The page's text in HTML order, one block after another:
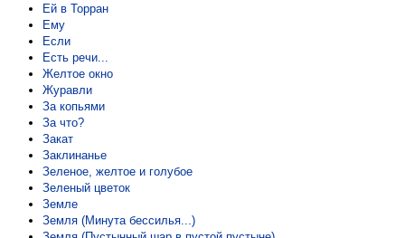
Ей в Торран
Ему
Если
Есть речи...
Желтое окно
Журавли
За копьями
За что?
Закат
Заклинанье
Зеленое, желтое и голубое
Зеленый цветок
Земле
Земля (Минута бессилья...)